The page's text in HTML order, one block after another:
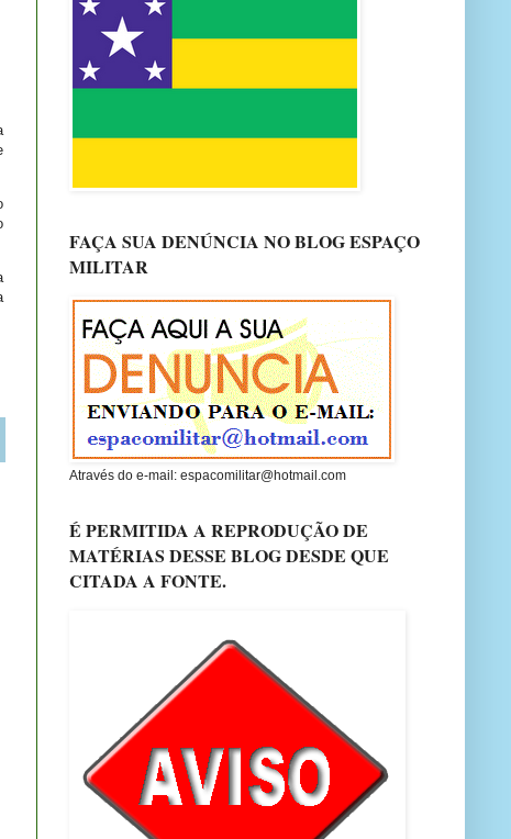
FAÇA SUA DENÚNCIA NO BLOG ESPAÇO
MILITAR
Através do e-mail: espacomilitar@hotmail.com
É PERMITIDA A REPRODUÇÃO DE
MATÉRIAS DESSE BLOG DESDE QUE
CITADA A FONTE.